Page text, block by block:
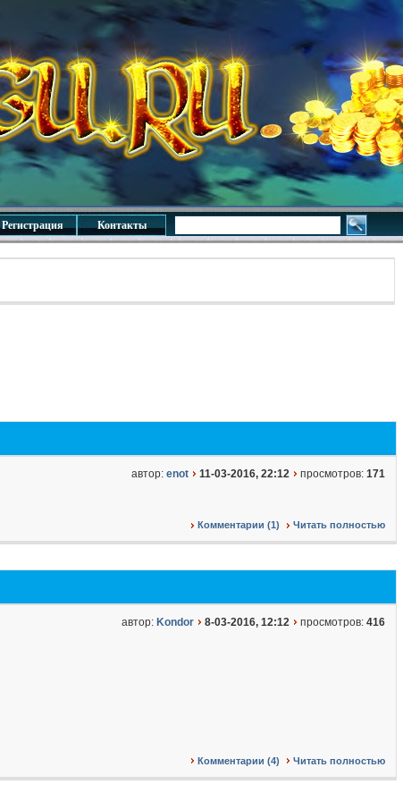
Регистрация Контакты
автор: enot 11-03-2016, 22:12 просмотров: 171
Комментарии (1) Читать полностью
автор: Kondor 8-03-2016, 12:12 просмотров: 416
Комментарии (4) Читать полностью